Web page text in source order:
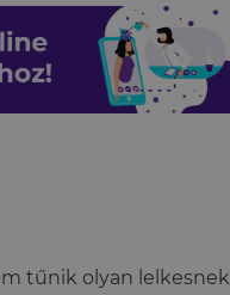
tűnik olyan